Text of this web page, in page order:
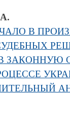
В
ЗАКОННУЮ